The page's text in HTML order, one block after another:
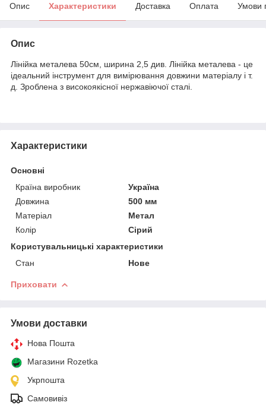
Опис Характеристики Доставка Оплата Умови
Опис
Лінійка металева 50см, ширина 2,5 див. Лінійка металева - це
ідеальний інструмент для вимірювання довжини матеріалу і т.
д. Зроблена з високоякісної нержавіючої сталі.
Характеристики
Основні
Країна виробник
Україна
Довжина
500 мм
Матеріал
Метал
Колір
Сірий
Користувальницькі характеристики
Стан
Нове
Приховати
Умови доставки
Нова Пошта
Магазини Rozetka
Укрпошта
Самовивіз